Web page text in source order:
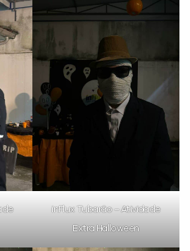
inFlux Tubarão – Atividade
Extra Halloween
colocar em contato
com a